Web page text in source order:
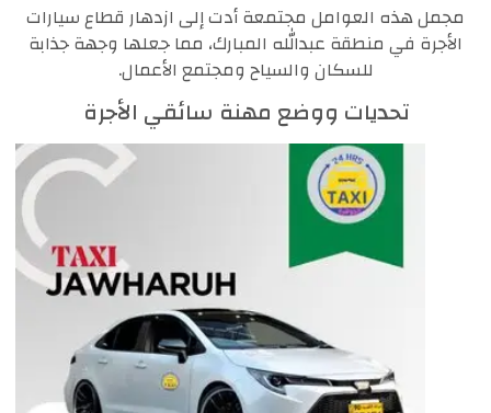
مجمل هذه العوامل مجتمعة أدت إلى ازدهار قطاع سيارات
الأجرة في منطقة عبدالله المبارك، مما جعلها وجهة جذابة
للسكان والسياح ومجتمع الأعمال.
تحديات ووضع مهنة سائقي الأجرة